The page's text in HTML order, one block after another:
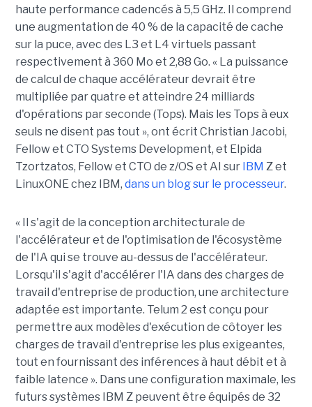
haute performance cadencés à 5,5 GHz. Il comprend
une augmentation de 40 % de la capacité de cache
sur la puce, avec des L3 et L4 virtuels passant
respectivement à 360 Mo et 2,88 Go. « La puissance
de calcul de chaque accélérateur devrait être
multipliée par quatre et atteindre 24 milliards
d'opérations par seconde (Tops). Mais les Tops à eux
seuls ne disent pas tout », ont écrit Christian Jacobi,
Fellow et CTO Systems Development, et Elpida
Tzortzatos, Fellow et CTO de z/OS et AI sur IBM Z et
LinuxONE chez IBM, dans un blog sur le processeur.
« Il s'agit de la conception architecturale de
l'accélérateur et de l'optimisation de l'écosystème
de l'IA qui se trouve au-dessus de l'accélérateur.
Lorsqu'il s'agit d'accélérer l'IA dans des charges de
travail d'entreprise de production, une architecture
adaptée est importante. Telum 2 est conçu pour
permettre aux modèles d'exécution de côtoyer les
charges de travail d'entreprise les plus exigeantes,
tout en fournissant des inférences à haut débit et à
faible latence ». Dans une configuration maximale, les
futurs systèmes IBM Z peuvent être équipés de 32